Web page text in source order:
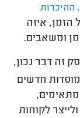
ההיכרות
הזמן, איזה
ומשאבים.
זה דבר נכון,
חדשים
מתאימים,
לקוחות